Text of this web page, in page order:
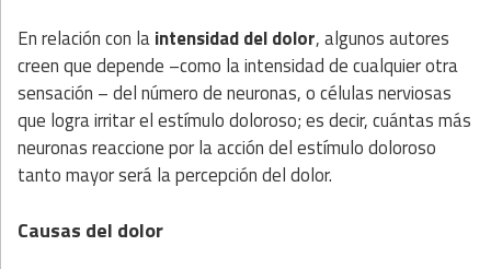
En relación con laintensidad del dolor, algunos autores
creen que depende –como la intensidad de cualquier otra
sensación – del número de neuronas, o células nerviosas
que logra irritar el estímulo doloroso; es decir, cuántas más
neuronas reaccione por la acción del estímulo doloroso
tanto mayor será la percepción del dolor.
Causas del dolor